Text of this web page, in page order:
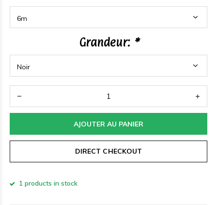
Grandeur: *
AJOUTER AU PANIER
DIRECT CHECKOUT
1 products in stock